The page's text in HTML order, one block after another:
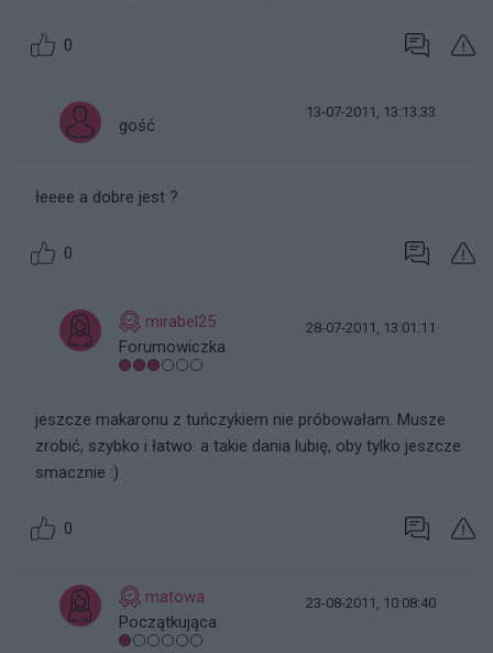
0
gość
13-07-2011, 13:13:33
łeeee a dobre jest ?
0
mirabel25
Forumowiczka
28-07-2011, 13:01:11
jeszcze makaronu z tuńczykiem nie próbowałam. Musze
zrobić, szybko i łatwo. a takie dania lubię, oby tylko jeszcze
smacznie :)
0
matowa
Początkująca
23-08-2011, 10:08:40